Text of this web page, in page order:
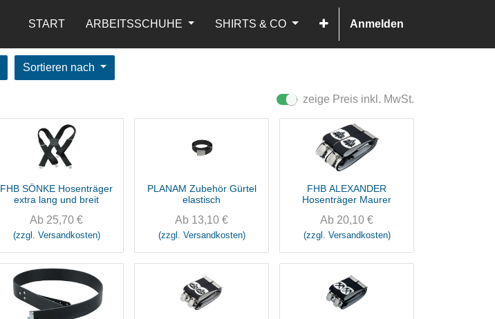
START ARBEITSSCHUHE SHIRTS & CO Anmelden
Sortieren nach
zeige Preis inkl. MwSt.
FHB SÖNKE Hosenträger
extra lang und breit
Ab 25,70 €
(zzgl. Versandkosten)
PLANAM Zubehör Gürtel
elastisch
Ab 13,10 €
(zzgl. Versandkosten)
FHB ALEXANDER
Hosenträger Maurer
Ab 20,10 €
(zzgl. Versandkosten)